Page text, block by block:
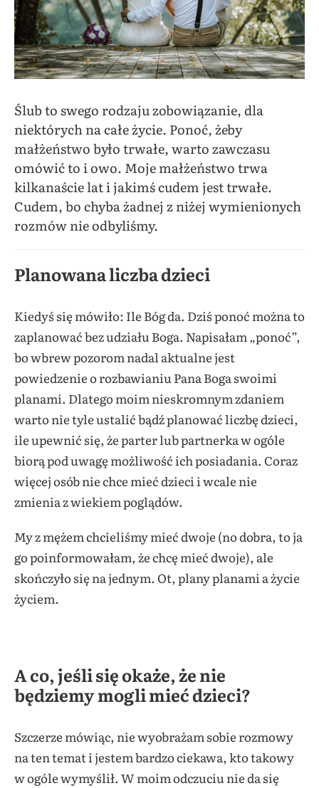
Ślub to swego rodzaju zobowiązanie, dla
niektórych na całe życie. Ponoć, żeby
małżeństwo było trwałe, warto zawczasu
omówić to i owo. Moje małżeństwo trwa
kilkanaście lat i jakimś cudem jest trwałe.
Cudem, bo chyba żadnej z niżej wymienionych
rozmów nie odbyliśmy.
Planowana liczba dzieci
Kiedyś się mówiło: Ile Bóg da. Dziś ponoć można to
zaplanować bez udziału Boga. Napisałam „ponoć”,
bo wbrew pozorom nadal aktualne jest
powiedzenie o rozbawianiu Pana Boga swoimi
planami. Dlatego moim nieskromnym zdaniem
warto nie tyle ustalić bądź planować liczbę dzieci,
ile upewnić się, że parter lub partnerka w ogóle
biorą pod uwagę możliwość ich posiadania. Coraz
więcej osób nie chce mieć dzieci i wcale nie
zmienia z wiekiem poglądów.
My z mężem chcieliśmy mieć dwoje (no dobra, to ja
go poinformowałam, że chcę mieć dwoje), ale
skończyło się na jednym. Ot, plany planami a życie
życiem.
A co, jeśli się okaże, że nie
będziemy mogli mieć dzieci?
Szczerze mówiąc, nie wyobrażam sobie rozmowy
na ten temat i jestem bardzo ciekawa, kto takowy
w ogóle wymyślił. W moim odczuciu nie da się